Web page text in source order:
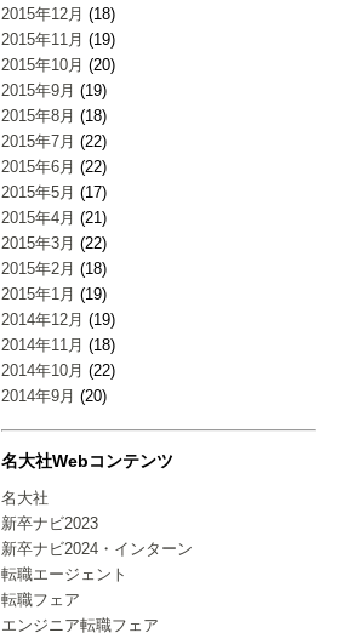
2015年12月 (18)
2015年11月 (19)
2015年10月 (20)
2015年9月 (19)
2015年8月 (18)
2015年7月 (22)
2015年6月 (22)
2015年5月 (17)
2015年4月 (21)
2015年3月 (22)
2015年2月 (18)
2015年1月 (19)
2014年12月 (19)
2014年11月 (18)
2014年10月 (22)
2014年9月 (20)
名大社Webコンテンツ
名大社
新卒ナビ2023
新卒ナビ2024・インターン
転職エージェント
転職フェア
エンジニア転職フェア